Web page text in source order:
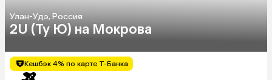
Улан-Удэ, Россия
2U (Ту Ю) на Мокрова
Кешбэк 4% по карте Т-Банка